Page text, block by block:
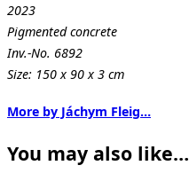
2023
Pigmented concrete
Inv.-No. 6892
Size: 150 x 90 x 3 cm
More by Jáchym Fleig…
You may also like…